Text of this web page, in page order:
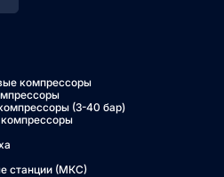
компрессоры
(3-40 бар)
станции (МКС)